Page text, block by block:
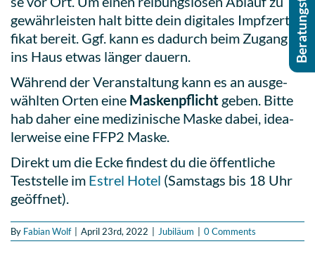
gewähr­leis­ten halt bitte dein digi­ta­les Impf­zer­ti­
fi­kat bereit. Ggf. kann es dadurch beim Zugang
ins Haus etwas länger dauern.
Während der Ver­an­stal­tung kann es an aus­ge­
wähl­ten Orten eine Mas­ken­pflicht geben. Bitte
hab daher eine medi­zi­ni­sche Maske dabei, idea­
ler­wei­se eine FFP2 Maske.
Direkt um die Ecke findest du die öffent­li­che
Test­stel­le im Estrel Hotel (Sams­tags bis 18 Uhr
geöffnet).
By Fabian Wolf April 23rd, 2022 Jubiläum 0 Comments